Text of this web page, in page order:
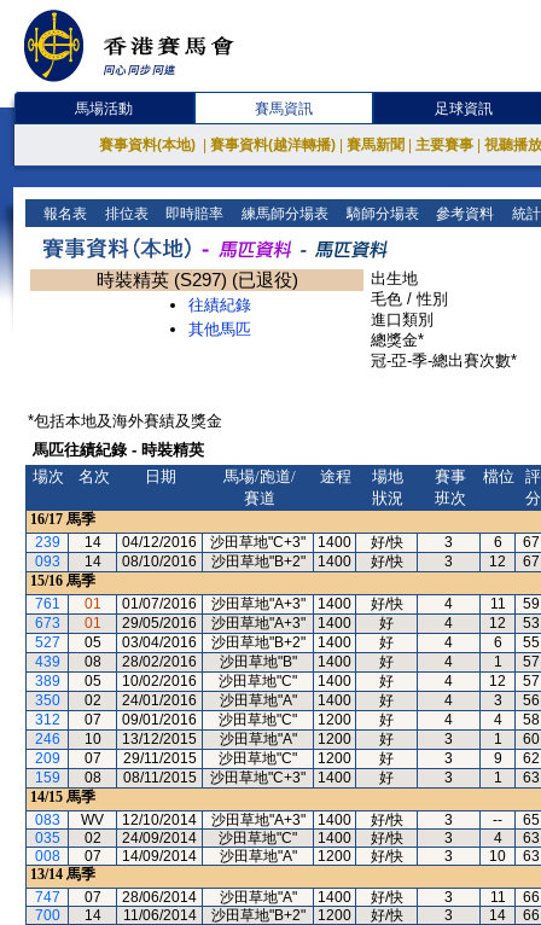
馬場活動 賽馬資訊 足球資訊
賽事資料(本地) 賽事資料(越洋轉播) 賽馬新聞 主要賽事 視聽播
報名表 排位表 即時賠率 練馬師分場表 騎師分場表 參考資料 統
時裝精英 (S297) (已退役)
往績紀錄
其他馬匹
出生地
毛色 / 性別
進口類別
總獎金*
冠-亞-季-總出賽次數*
*包括本地及海外賽績及獎金
馬匹往績紀錄 - 時裝精英
場次
名次 日期
馬場/跑道/
賽道
途程
場地
狀況
賽事
班次
檔位
評
分
16/17 馬季
239
14 04/12/2016 沙田草地"C+3" 1400 好/快 3 6
67
093
14 08/10/2016 沙田草地"B+2" 1400 好/快 3 12
67
15/16 馬季
761
01 01/07/2016 沙田草地"A+3" 1400 好/快 4 11
59
673
01 29/05/2016 沙田草地"A+3" 1400 好 4 12
53
527
05 03/04/2016 沙田草地"B+2" 1400 好 4 6
55
439
08 28/02/2016 沙田草地"B" 1400 好 4 1
57
389
05 10/02/2016 沙田草地"C" 1400 好 4 12
57
350
02 24/01/2016 沙田草地"A" 1400 好 4 3
56
312
07 09/01/2016 沙田草地"C" 1200 好 4 4
58
246
10 13/12/2015 沙田草地"A" 1200 好 3 1
60
209
07 29/11/2015 沙田草地"C" 1200 好 3 9
62
159
08 08/11/2015 沙田草地"C+3" 1400 好 3 1
63
14/15 馬季
083
WV 12/10/2014 沙田草地"A+3" 1400 好/快 3 --
65
035
02 24/09/2014 沙田草地"C" 1400 好/快 3 4
63
008
07 14/09/2014 沙田草地"A" 1200 好/快 3 10
63
13/14 馬季
747
07 28/06/2014 沙田草地"A" 1400 好/快 3 11
66
700
14 11/06/2014 沙田草地"B+2" 1200 好/快 3 14 66